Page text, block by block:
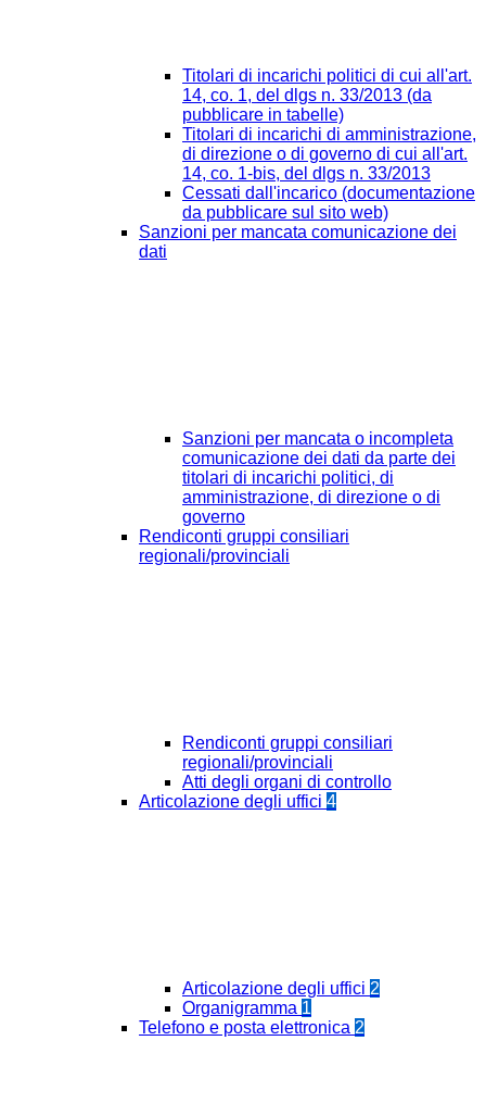
Titolari di incarichi politici di cui all'art.
14, co. 1, del dlgs n. 33/2013 (da
pubblicare in tabelle)
Titolari di incarichi di amministrazione,
di direzione o di governo di cui all'art.
14, co. 1-bis, del dlgs n. 33/2013
Cessati dall'incarico (documentazione
da pubblicare sul sito web)
Sanzioni per mancata comunicazione dei
dati
Sanzioni per mancata o incompleta
comunicazione dei dati da parte dei
titolari di incarichi politici, di
amministrazione, di direzione o di
governo
Rendiconti gruppi consiliari
regionali/provinciali
Rendiconti gruppi consiliari
regionali/provinciali
Atti degli organi di controllo
Articolazione degli uffici 4
Articolazione degli uffici 2
Organigramma 1
Telefono e posta elettronica 2